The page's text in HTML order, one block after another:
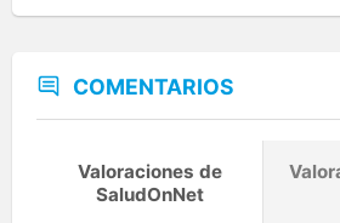
COMENTARIOS
Valoraciones de
SaludOnNet